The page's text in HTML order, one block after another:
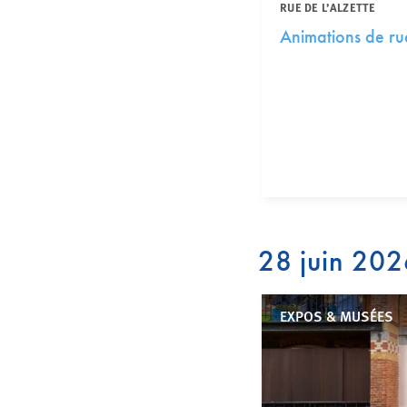
RUE DE L’ALZETTE
Animations de
28 juin
EXPOS & MUSÉES